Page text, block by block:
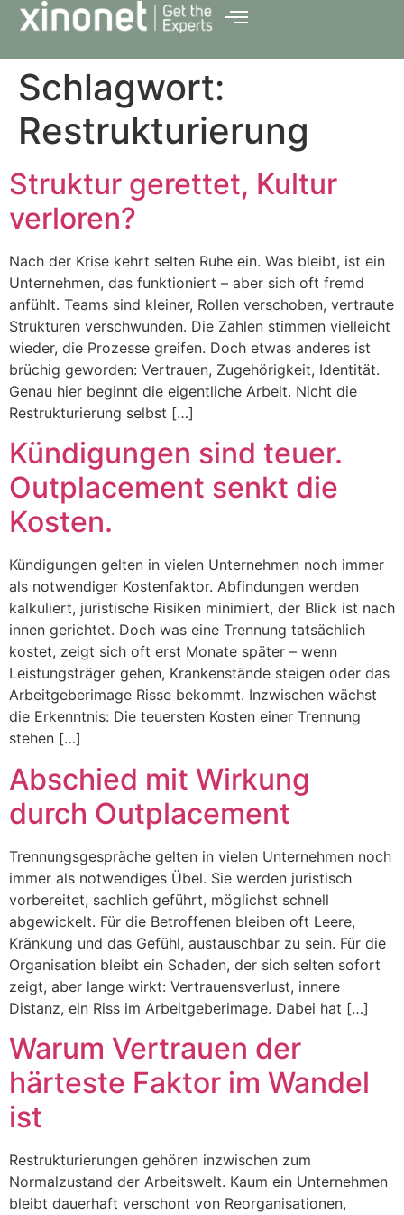
Schlagwort:
Restrukturierung
Struktur gerettet, Kultur
verloren?
Nach der Krise kehrt selten Ruhe ein. Was bleibt, ist ein
Unternehmen, das funktioniert – aber sich oft fremd
anfühlt. Teams sind kleiner, Rollen verschoben, vertraute
Strukturen verschwunden. Die Zahlen stimmen vielleicht
wieder, die Prozesse greifen. Doch etwas anderes ist
brüchig geworden: Vertrauen, Zugehörigkeit, Identität.
Genau hier beginnt die eigentliche Arbeit. Nicht die
Restrukturierung selbst […]
Kündigungen sind teuer.
Outplacement senkt die
Kosten.
Kündigungen gelten in vielen Unternehmen noch immer
als notwendiger Kostenfaktor. Abfindungen werden
kalkuliert, juristische Risiken minimiert, der Blick ist nach
innen gerichtet. Doch was eine Trennung tatsächlich
kostet, zeigt sich oft erst Monate später – wenn
Leistungsträger gehen, Krankenstände steigen oder das
Arbeitgeberimage Risse bekommt. Inzwischen wächst
die Erkenntnis: Die teuersten Kosten einer Trennung
stehen […]
Abschied mit Wirkung
durch Outplacement
Trennungsgespräche gelten in vielen Unternehmen noch
immer als notwendiges Übel. Sie werden juristisch
vorbereitet, sachlich geführt, möglichst schnell
abgewickelt. Für die Betroffenen bleiben oft Leere,
Kränkung und das Gefühl, austauschbar zu sein. Für die
Organisation bleibt ein Schaden, der sich selten sofort
zeigt, aber lange wirkt: Vertrauensverlust, innere
Distanz, ein Riss im Arbeitgeberimage. Dabei hat […]
Warum Vertrauen der
härteste Faktor im Wandel
ist
Restrukturierungen gehören inzwischen zum
Normalzustand der Arbeitswelt. Kaum ein Unternehmen
bleibt dauerhaft verschont von Reorganisationen,